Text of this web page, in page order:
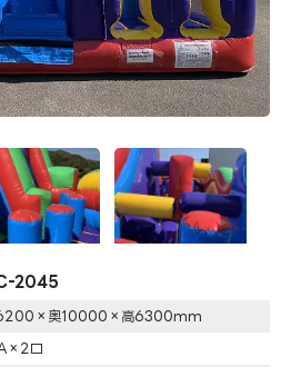
2045
奥10000×高6300mm
口